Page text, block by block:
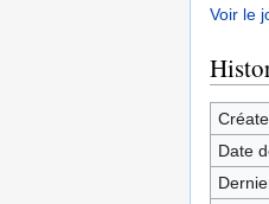
Voir le
Date